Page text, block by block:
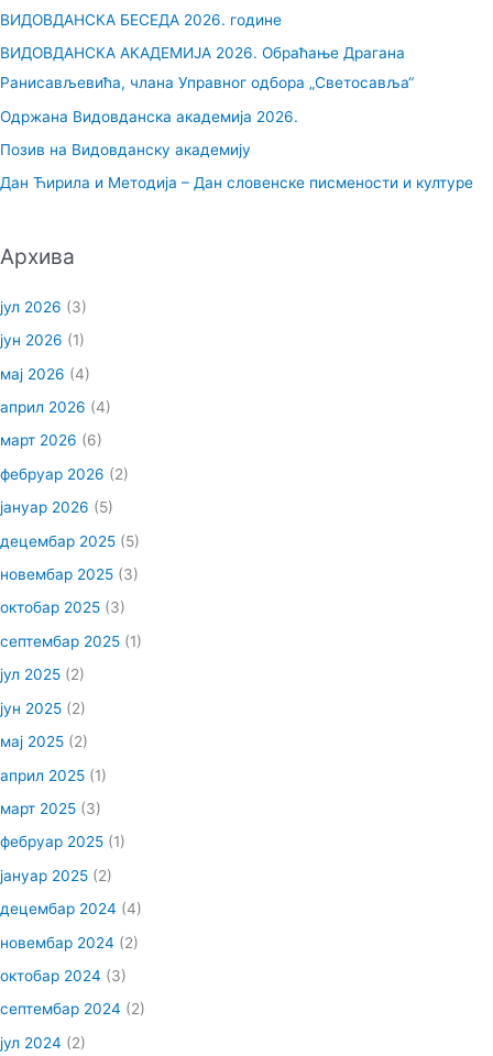
з
а
:
ВИДОВДАНСКА БЕСЕДА 2026. године
ВИДОВДАНСКА АКАДЕМИЈА 2026. Обраћање Драгана
Ранисављевића, члана Управног одбора „Светосавља“
Одржана Видовданска академија 2026.
Позив на Видовданску академију
Дан Ћирила и Методија – Дан словенске писмености и културе
Архива
јул 2026 (3)
јун 2026 (1)
мај 2026 (4)
април 2026 (4)
март 2026 (6)
фебруар 2026 (2)
јануар 2026 (5)
децембар 2025 (5)
новембар 2025 (3)
октобар 2025 (3)
септембар 2025 (1)
јул 2025 (2)
јун 2025 (2)
мај 2025 (2)
април 2025 (1)
март 2025 (3)
фебруар 2025 (1)
јануар 2025 (2)
децембар 2024 (4)
новембар 2024 (2)
октобар 2024 (3)
септембар 2024 (2)
јул 2024 (2)